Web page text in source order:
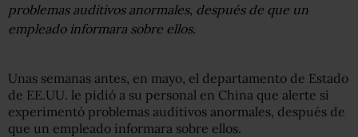
problemas auditivos anormales, después de que un
empleado informara sobre ellos.
Unas semanas antes, en mayo, el departamento de Estado
de EE.UU. le pidió a su personal en China que alerte si
experimentó problemas auditivos anormales, después de
que un empleado informara sobre ellos.